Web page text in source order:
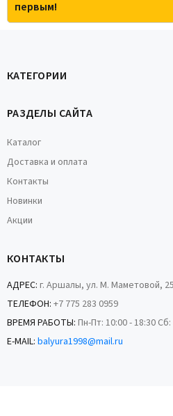
первым!
КАТЕГОРИИ
РАЗДЕЛЫ САЙТА
Каталог
Доставка и оплата
Контакты
Новинки
Акции
КОНТАКТЫ
АДРЕС: г. Аршалы, ул. М. Маметовой, 25
ТЕЛЕФОН: +7 775 283 0959
ВРЕМЯ РАБОТЫ: Пн-Пт: 10:00 - 18:30
E-MAIL: balyura1998@mail.ru